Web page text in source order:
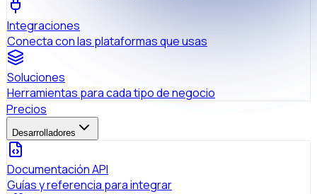
Integraciones
Conecta con las plataformas que usas
Soluciones
Herramientas para cada tipo de negocio
Precios
Desarrolladores
Documentación API
Guías y referencia para integrar